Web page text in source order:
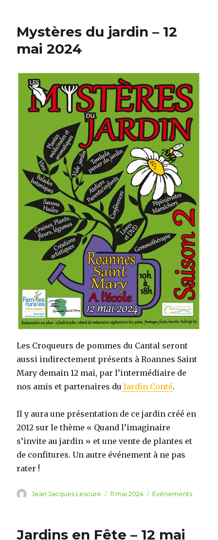
Mystères du jardin – 12
mai 2024
Les Croqueurs de pommes du Cantal seront
aussi indirectement présents à Roannes Saint
Mary demain 12 mai, par l’intermédiaire de
nos amis et partenaires du Jardin Conté.
Il y aura une présentation de ce jardin créé en
2012 sur le thème « Quand l’imaginaire
s’invite au jardin » et une vente de plantes et
de confitures. Un autre événement à ne pas
rater !
Auteur
Jean Jacques Lescure
Publié
11 mai 2024 Catégories
Événements
Jardins en Fête – 12 mai